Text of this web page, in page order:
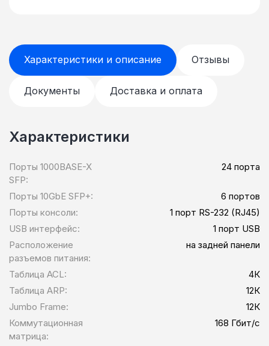
Характеристики и описание Отзывы
Документы Доставка и оплата
Характеристики
Порты 1000BASE-X
SFP:
24 порта
Порты 10GbE SFP+:
6 портов
Порты консоли:
1 порт RS-232 (RJ45)
USB интерфейс:
1 порт USB
Расположение
разъемов питания:
на задней панели
Таблица ACL:
4К
Таблица ARP:
12К
Jumbo Frame:
12К
Коммутационная
матрица:
168 Гбит/с